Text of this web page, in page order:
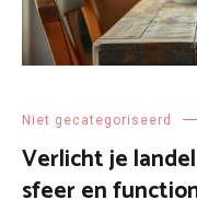
Niet gecategoriseerd
Verlicht je
sfeer en